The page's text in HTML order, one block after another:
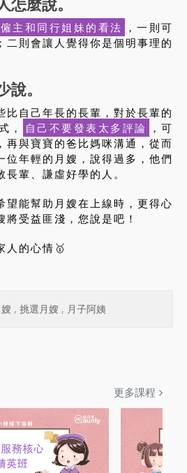
主和同行姐妹的看法 ，一則可
二則會讓人覺得你是個明事理的
。
比自己年長的長輩，對於長輩的
，
自己不要發表太多評論
，可
再與寶寶的爸比媽咪溝通，從而
位年輕的月嫂，說得過多，他們
輩、謙虛好學的人。
望能幫助月嫂在上線時，更得心
受益匪淺，您說是吧！
人的心情🥇
, 挑選月嫂 , 月子阿姨
更多課程